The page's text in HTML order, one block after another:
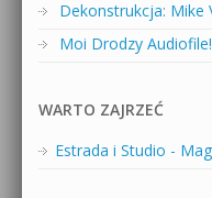
Dekonstrukcja: Mike
Moi Drodzy Audiofile!
WARTO ZAJRZEĆ
Estrada i Studio -